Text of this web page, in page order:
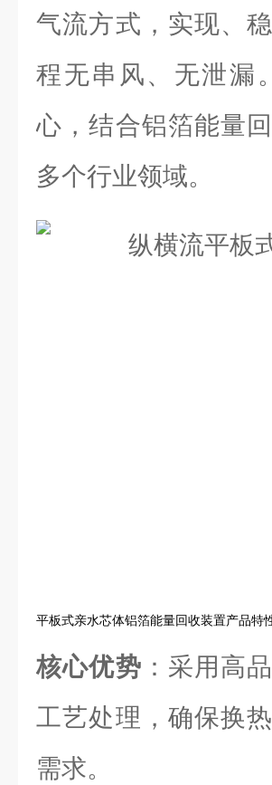
气流方式，实现、
程无串风、无泄漏
心，结合铝箔能量
多个行业领域。
平板式亲水芯体铝箔能量回收装置产品特
核心优势 ：采用高
工艺处理，确保换
需求。